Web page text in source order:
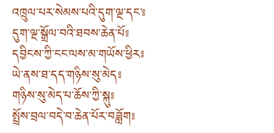
འཁྲུལ་པར་སེམས་པའི་དུག་ལྔ་དང་༔
དུག་ལྔ་སྒྲོལ་བའི་ཐབས་ཆེན་པོ༔
དབྱིངས་ཀྱི་ངང་ལས་མ་གཡོས་ཕྱིར༔
ཡེ་ནས་ཐ་དད་གཉིས་སུ་མེད༔
གཉིས་སུ་མེད་པ་ཆོས་ཀྱི་སྐུ༔
སྤྲོས་བྲལ་བདེ་བ་ཆེན་པོར་བཟློག༔